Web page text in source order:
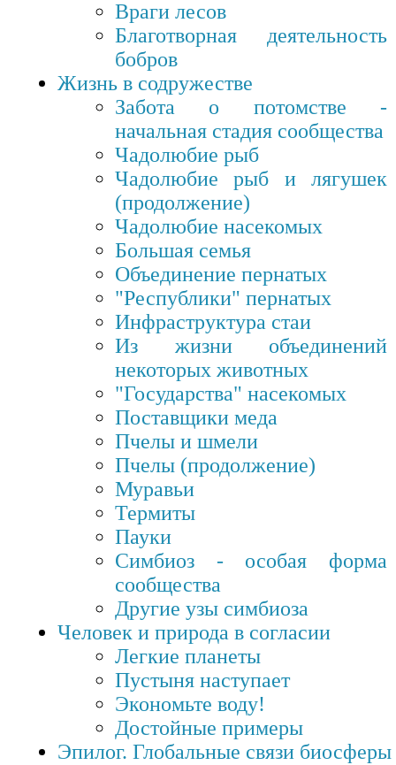
Враги лесов
Благотворная деятельность
бобров
Жизнь в содружестве
Забота о потомстве -
начальная стадия сообщества
Чадолюбие рыб
Чадолюбие рыб и лягушек
(продолжение)
Чадолюбие насекомых
Большая семья
Объединение пернатых
"Республики" пернатых
Инфраструктура стаи
Из жизни объединений
некоторых животных
"Государства" насекомых
Поставщики меда
Пчелы и шмели
Пчелы (продолжение)
Муравьи
Термиты
Пауки
Симбиоз - особая форма
сообщества
Другие узы симбиоза
Человек и природа в согласии
Легкие планеты
Пустыня наступает
Экономьте воду!
Достойные примеры
Эпилог. Глобальные связи биосферы